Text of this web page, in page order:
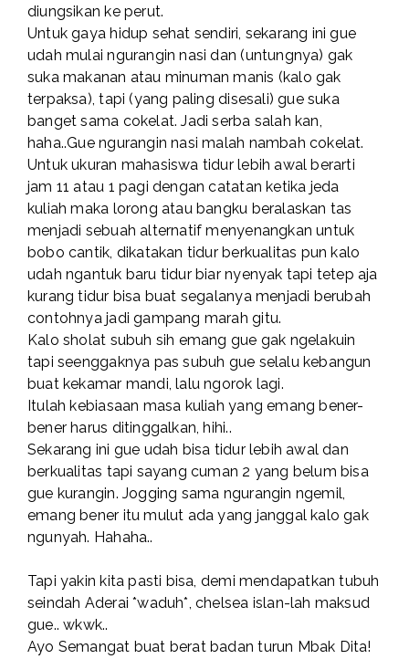
diungsikan ke perut.
Untuk gaya hidup sehat sendiri, sekarang ini gue
udah mulai ngurangin nasi dan (untungnya) gak
suka makanan atau minuman manis (kalo gak
terpaksa), tapi (yang paling disesali) gue suka
banget sama cokelat. Jadi serba salah kan,
haha..Gue ngurangin nasi malah nambah cokelat.
Untuk ukuran mahasiswa tidur lebih awal berarti
jam 11 atau 1 pagi dengan catatan ketika jeda
kuliah maka lorong atau bangku beralaskan tas
menjadi sebuah alternatif menyenangkan untuk
bobo cantik, dikatakan tidur berkualitas pun kalo
udah ngantuk baru tidur biar nyenyak tapi tetep aja
kurang tidur bisa buat segalanya menjadi berubah
contohnya jadi gampang marah gitu.
Kalo sholat subuh sih emang gue gak ngelakuin
tapi seenggaknya pas subuh gue selalu kebangun
buat kekamar mandi, lalu ngorok lagi.
Itulah kebiasaan masa kuliah yang emang bener-
bener harus ditinggalkan, hihi..
Sekarang ini gue udah bisa tidur lebih awal dan
berkualitas tapi sayang cuman 2 yang belum bisa
gue kurangin. Jogging sama ngurangin ngemil,
emang bener itu mulut ada yang janggal kalo gak
ngunyah. Hahaha..
Tapi yakin kita pasti bisa, demi mendapatkan tubuh
seindah Aderai *waduh*, chelsea islan-lah maksud
gue.. wkwk..
Ayo Semangat buat berat badan turun Mbak Dita!